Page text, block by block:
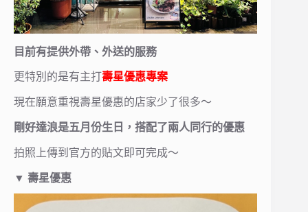
目前有提供外帶、外送的服務
更特別的是有主打壽星優惠專案
現在願意重視壽星優惠的店家少了很多～
剛好達浪是五月份生日，搭配了兩人同行的優惠
拍照上傳到官方的貼文即可完成～
▼ 壽星優惠